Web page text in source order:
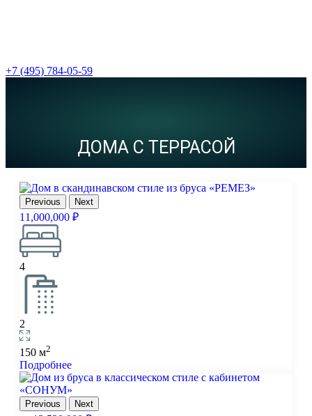
+7 (495) 784-05-59
ДОМА С ТЕРРАСОЙ
Previous Next
11,000,000 ₽
4
2
150 м2
Подробнее
Previous Next